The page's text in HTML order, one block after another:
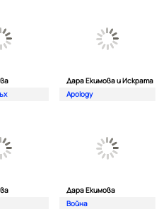
Дара Екимова и Искрата
Apology
Дара Екимова
Война